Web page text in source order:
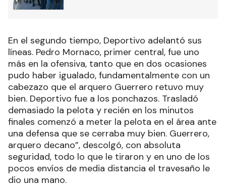
En el segundo tiempo, Deportivo adelantó sus
líneas. Pedro Mornaco, primer central, fue uno
más en la ofensiva, tanto que en dos ocasiones
pudo haber igualado, fundamentalmente con un
cabezazo que el arquero Guerrero retuvo muy
bien. Deportivo fue a los ponchazos. Trasladó
demasiado la pelota y recién en los minutos
finales comenzó a meter la pelota en el área ante
una defensa que se cerraba muy bien. Guerrero,
arquero decano”, descolgó, con absoluta
seguridad, todo lo que le tiraron y en uno de los
pocos envíos de media distancia el travesaño le
dio una mano.